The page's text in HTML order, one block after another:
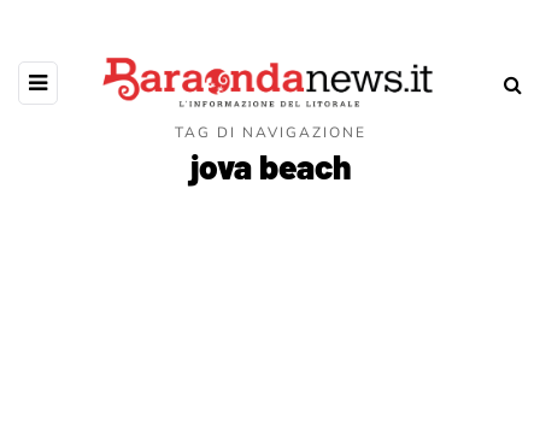
TAG DI NAVIGAZIONE
jova beach